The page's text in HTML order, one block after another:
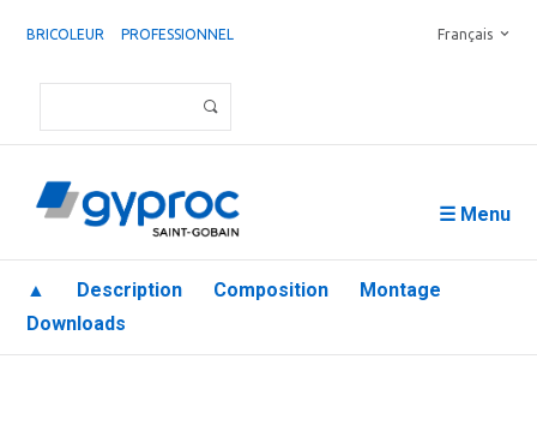
BRICOLEUR PROFESSIONNEL Français
☰ Menu
▲ Description Composition
Montage
Downloads